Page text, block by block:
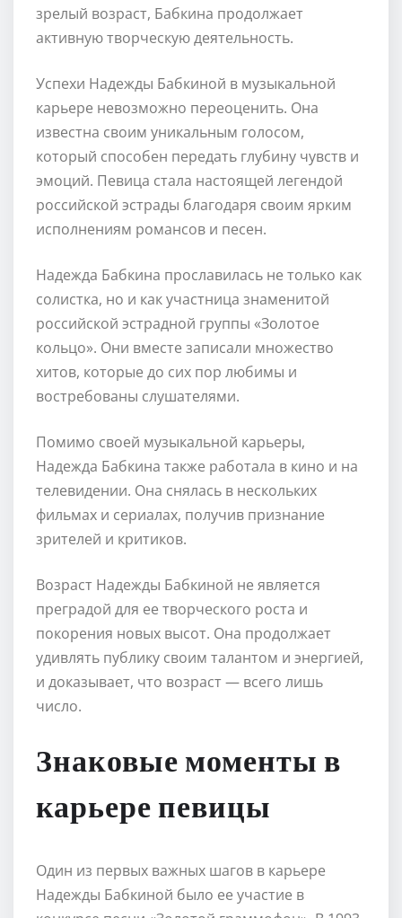
зрелый возраст, Бабкина продолжает
активную творческую деятельность.
Успехи Надежды Бабкиной в музыкальной
карьере невозможно переоценить. Она
известна своим уникальным голосом,
который способен передать глубину чувств и
эмоций. Певица стала настоящей легендой
российской эстрады благодаря своим ярким
исполнениям романсов и песен.
Надежда Бабкина прославилась не только как
солистка, но и как участница знаменитой
российской эстрадной группы «Золотое
кольцо». Они вместе записали множество
хитов, которые до сих пор любимы и
востребованы слушателями.
Помимо своей музыкальной карьеры,
Надежда Бабкина также работала в кино и на
телевидении. Она снялась в нескольких
фильмах и сериалах, получив признание
зрителей и критиков.
Возраст Надежды Бабкиной не является
преградой для ее творческого роста и
покорения новых высот. Она продолжает
удивлять публику своим талантом и энергией,
и доказывает, что возраст — всего лишь
число.
Знаковые моменты в
карьере певицы
Один из первых важных шагов в карьере
Надежды Бабкиной было ее участие в